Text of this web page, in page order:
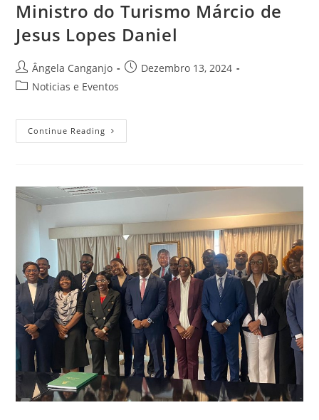
Ministro do Turismo Márcio de
Jesus Lopes Daniel
Ângela Canganjo
Dezembro 13, 2024
Noticias e Eventos
Continue Reading